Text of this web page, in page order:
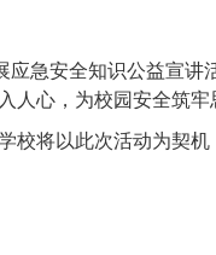
急安全知识公益宣
人心，为校园安全筑牢
校将以此次活动为契